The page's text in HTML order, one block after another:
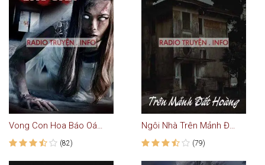
Vong Con Hoa Báo Oán - Truyện Ma
(82)
Ngôi Nhà Trên Mảnh Đất Hoang
(79)